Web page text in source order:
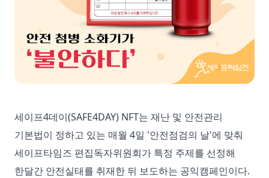
세이프4데이(SAFE4DAY) NFT는 재난 및 안전관리
기본법이 정하고 있는 매월 4일 '안전점검의 날'에 맞춰
세이프타임즈 편집독자위원회가 특정 주제를 선정해
한달간 안전실태를 취재한 뒤 보도하는 공익캠페인이다.